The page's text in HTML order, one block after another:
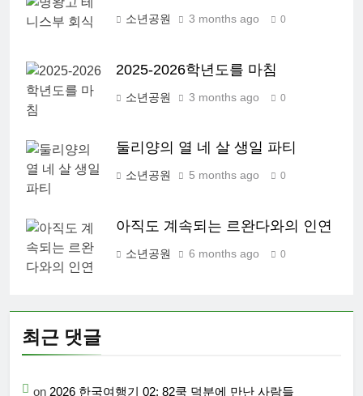
소년공원 3 months ago 0
2025-2026학년도를 마침
소년공원 3 months ago 0
둘리양의 열 네 살 생일 파티
소년공원 5 months ago 0
아직도 계속되는 르완다와의 인연
소년공원 6 months ago 0
최근 댓글
on 2026 한국여행기 02: 82쿡 덕분에 만난 사람들